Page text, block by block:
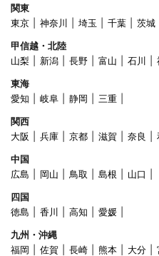
関東
東京
神奈川 埼玉 千葉 茨城
甲信越・北陸
山梨
新潟 長野 富山 石川
東海
愛知
岐阜 静岡
三重
関西
大阪
兵庫 京都 滋賀 奈良
中国
広島
岡山 鳥取 島根
山口
四国
徳島
香川 高知
愛媛
九州・沖縄
福岡
佐賀 長崎 熊本 大分